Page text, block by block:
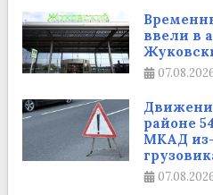
ввели в
районе
МКАД из-